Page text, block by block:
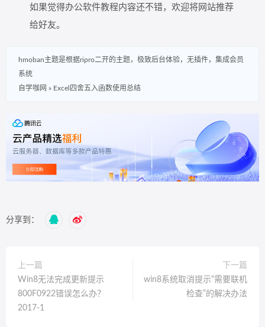
如果觉得办公软件教程内容还不错，欢迎将网站推荐
给好友。
hmoban主题是根据ripro二开的主题，极致后台体验，无插件，集成会员
系统
自学咖网 » Excel四舍五入函数使用总结
分享到：
上一篇
Win8无法完成更新提示
800F0922错误怎么办？
2017-1
下一篇
win8系统取消提示“需要联机
检查”的解决办法